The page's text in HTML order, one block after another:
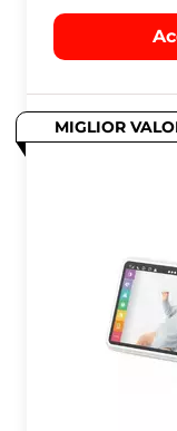
MIGLIOR